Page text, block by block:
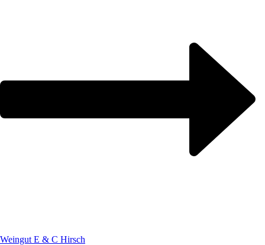
Weingut E & C Hirsch